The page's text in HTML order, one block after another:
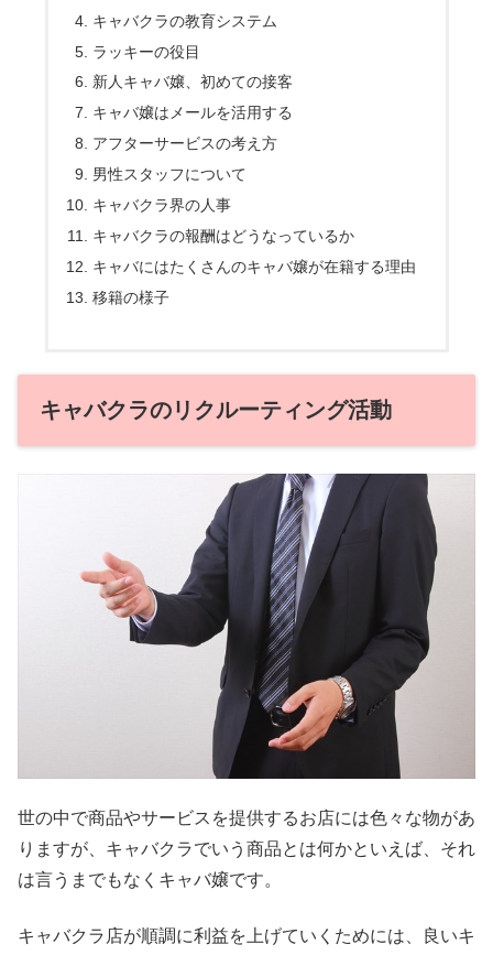
キャバクラの教育システム
ラッキーの役目
新人キャバ嬢、初めての接客
キャバ嬢はメールを活用する
アフターサービスの考え方
男性スタッフについて
キャバクラ界の人事
キャバクラの報酬はどうなっているか
キャバにはたくさんのキャバ嬢が在籍する理由
移籍の様子
キャバクラのリクルーティング活動
世の中で商品やサービスを提供するお店には色々な物があ
りますが、キャバクラでいう商品とは何かといえば、それ
は言うまでもなくキャバ嬢です。
キャバクラ店が順調に利益を上げていくためには、良いキ